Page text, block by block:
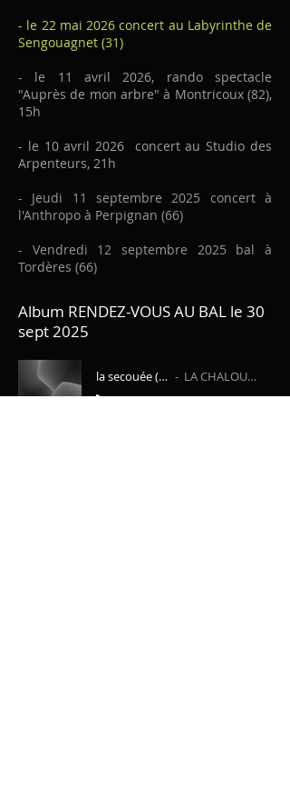
- le 22 mai 2026 concert au Labyrinthe de
Sengouagnet (31)
- le 11 avril 2026, rando spectacle
"Auprès de mon arbre" à Montricoux (82),
15h
- le 10 avril 2026 concert au Studio des
Arpenteurs, 21h
- Jeudi 11 septembre 2025 concert à
l'Anthropo à Perpignan (66)
- Vendredi 12 septembre 2025 bal à
Tordères (66)
Album RENDEZ-VOUS AU BAL le 30
sept 2025
la secouée (polka) LA CHALOUPANTE